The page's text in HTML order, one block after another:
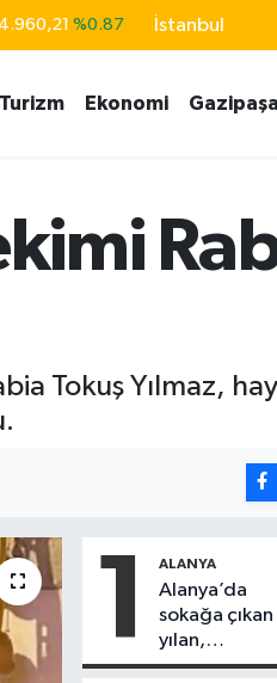
47,7436 %0.18
64,4811 %0.38
İstanbul
Turizm Ekonomi Gazipaşa
Tokuş Yılmaz,
1 ALANYA
Alanya’da
sokağa çıkan
yılan,
vatandaşı